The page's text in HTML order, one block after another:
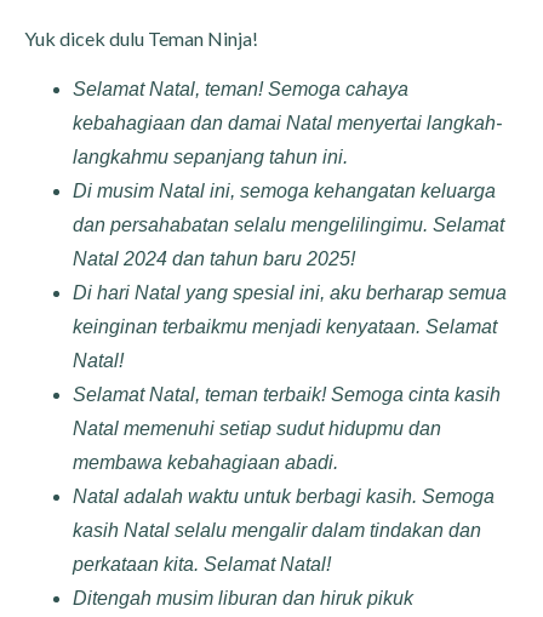
Yuk dicek dulu Teman Ninja!
Selamat Natal, teman! Semoga cahaya
kebahagiaan dan damai Natal menyertai langkah-
langkahmu sepanjang tahun ini.
Di musim Natal ini, semoga kehangatan keluarga
dan persahabatan selalu mengelilingimu. Selamat
Natal 2024 dan tahun baru 2025!
Di hari Natal yang spesial ini, aku berharap semua
keinginan terbaikmu menjadi kenyataan. Selamat
Natal!
Selamat Natal, teman terbaik! Semoga cinta kasih
Natal memenuhi setiap sudut hidupmu dan
membawa kebahagiaan abadi.
Natal adalah waktu untuk berbagi kasih. Semoga
kasih Natal selalu mengalir dalam tindakan dan
perkataan kita. Selamat Natal!
Ditengah musim liburan dan hiruk pikuk